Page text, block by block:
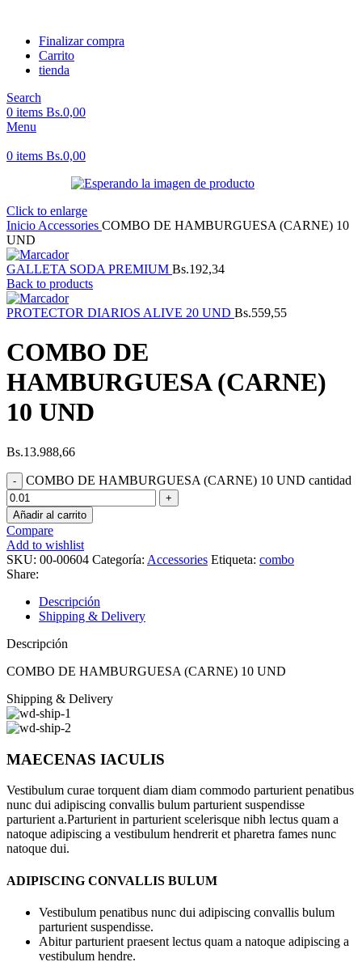
Finalizar compra
Carrito
tienda
Search
0 items Bs.0,00
Menu
0 items Bs.0,00
Click to enlarge
Inicio Accessories COMBO DE HAMBURGUESA (CARNE) 10
UND
GALLETA SODA PREMIUM Bs.192,34
Back to products
PROTECTOR DIARIOS ALIVE 20 UND Bs.559,55
COMBO DE
HAMBURGUESA (CARNE)
10 UND
Bs.13.988,66
COMBO DE HAMBURGUESA (CARNE) 10 UND cantidad
Añadir al carrito
Compare
Add to wishlist
SKU: 00-00604 Categoría: Accessories Etiqueta: combo
Share:
Descripción
Shipping & Delivery
Descripción
COMBO DE HAMBURGUESA (CARNE) 10 UND
Shipping & Delivery
MAECENAS IACULIS
Vestibulum curae torquent diam diam commodo parturient penatibus
nunc dui adipiscing convallis bulum parturient suspendisse
parturient a.Parturient in parturient scelerisque nibh lectus quam a
natoque adipiscing a vestibulum hendrerit et pharetra fames nunc
natoque dui.
ADIPISCING CONVALLIS BULUM
Vestibulum penatibus nunc dui adipiscing convallis bulum
parturient suspendisse.
Abitur parturient praesent lectus quam a natoque adipiscing a
vestibulum hendre.